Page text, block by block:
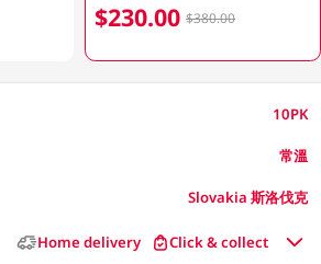
$230.00 $380.00
10PK
常溫
Slovakia 斯洛伐克
Home delivery Click & collect